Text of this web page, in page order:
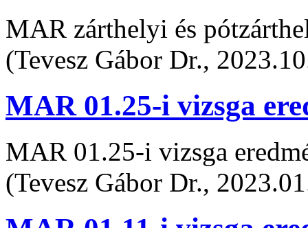
MAR zárthelyi és
(Tevesz Gábor Dr.,
MAR 01.25-i vizsga
MAR 01.25-i vizsga
(Tevesz Gábor Dr.,